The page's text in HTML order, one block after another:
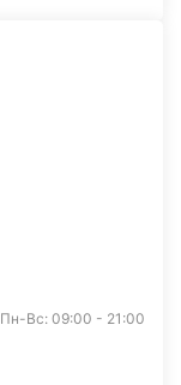
Пн-Вс: 09:00 - 21:00